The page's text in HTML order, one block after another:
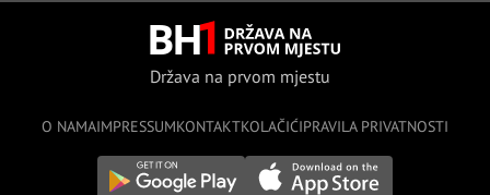
Država na prvom mjestu
O NAMAIMPRESSUMKONTAKTKOLAČIĆIPRAVILA PRIVATNOSTI